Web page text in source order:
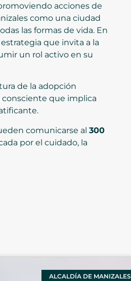
acciones de
como una ciudad
las formas de vida. En
que invita a la
un rol activo en su
de la adopción
consciente que implica
comunicarse al 300
por el cuidado, la
ALCALDÍA DE MANIZALES